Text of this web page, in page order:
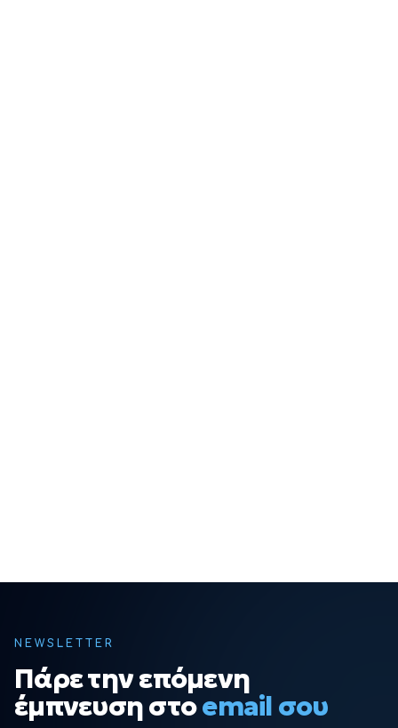
NEWSLETTER
Πάρε την επόμενη
έμπνευση στοemail σου